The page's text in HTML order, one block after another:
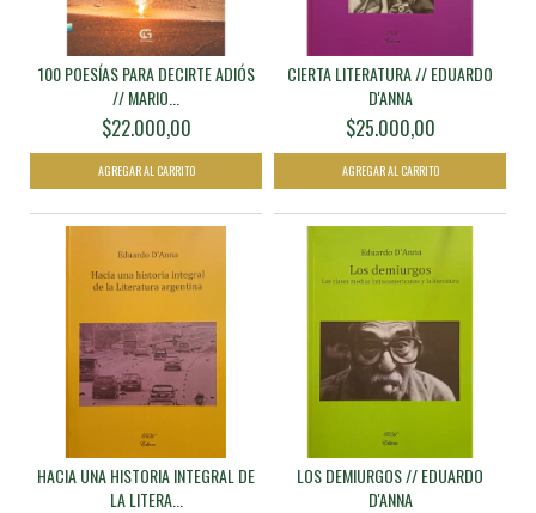
100 POESÍAS PARA DECIRTE ADIÓS
// MARIO...
$22.000,00
CIERTA LITERATURA // EDUARDO
D'ANNA
$25.000,00
HACIA UNA HISTORIA INTEGRAL DE
LA LITERA...
LOS DEMIURGOS // EDUARDO
D'ANNA